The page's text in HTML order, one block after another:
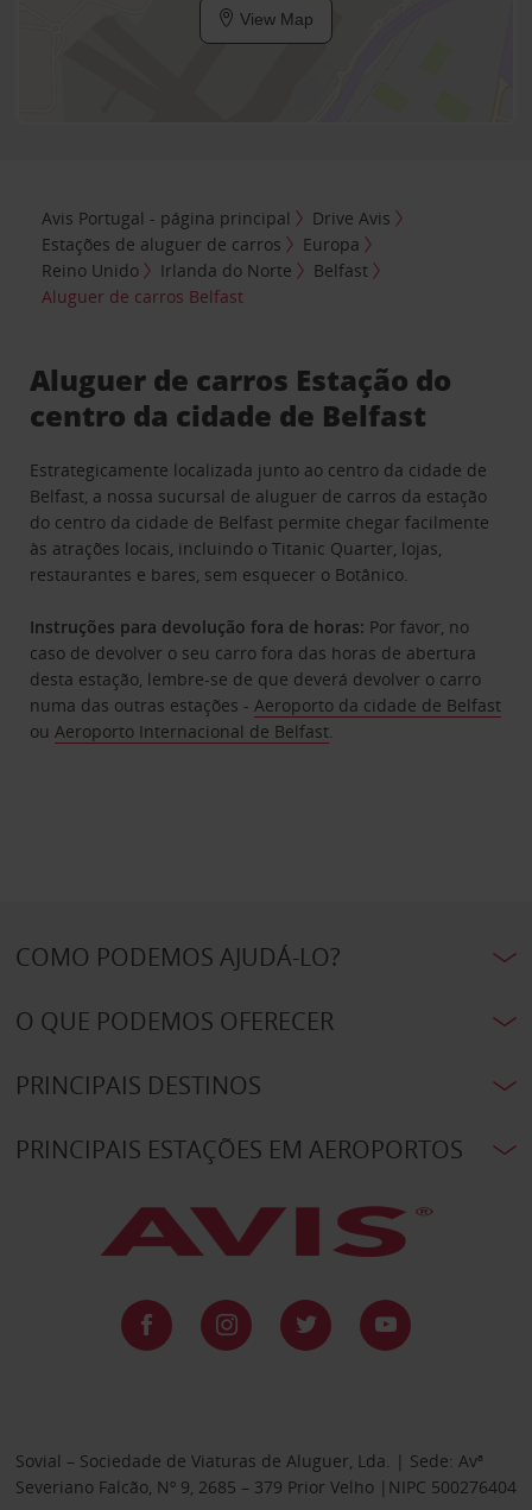
View Map
Avis Portugal - página principal
Drive Avis
Estações de aluguer de carros
Europa
Reino Unido
Irlanda do Norte
Belfast
Aluguer de carros Belfast
Aluguer de carros Estação do
centro da cidade de Belfast
Estrategicamente localizada junto ao centro da cidade de
Belfast, a nossa sucursal de aluguer de carros da estação
do centro da cidade de Belfast permite chegar facilmente
às atrações locais, incluindo o Titanic Quarter, lojas,
restaurantes e bares, sem esquecer o Botânico.
Instruções para devolução fora de horas: Por favor, no
caso de devolver o seu carro fora das horas de abertura
desta estação, lembre-se de que deverá devolver o carro
numa das outras estações - Aeroporto da cidade de Belfast
ou Aeroporto Internacional de Belfast
COMO PODEMOS AJUDÁ-LO?
O QUE PODEMOS OFERECER
PRINCIPAIS DESTINOS
PRINCIPAIS ESTAÇÕES EM AEROPORTOS
Sovial – Sociedade de Viaturas de Aluguer, Lda. | Sede: Avª
Severiano Falcão, Nº 9, 2685 – 379 Prior Velho |NIPC 500276404